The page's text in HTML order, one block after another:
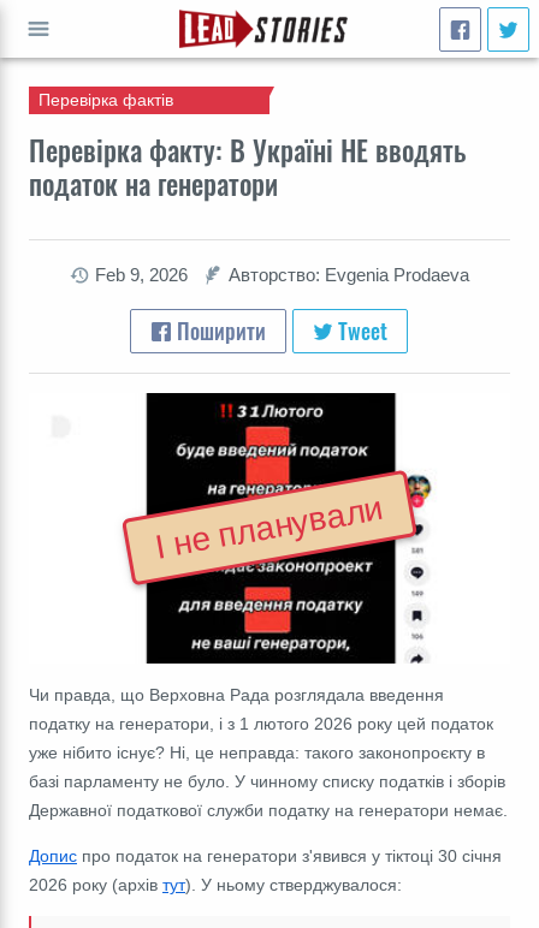
Перевiрка факту: В Україні НЕ вводять
податок на генератори
Перевірка фактів
Feb 9, 2026 Авторство: Evgenia Prodaeva
Поширити Tweet
І не планували
Чи правда, що Верховна Рада розглядала введення
податку на генератори, і з 1 лютого 2026 року цей податок
уже нібито існує? Ні, це неправда: такого законопроєкту в
базі парламенту не було. У чинному списку податків і зборів
Державної податкової служби податку на генератори немає.
Допис про податок на генератори з'явився у тіктоці 30 січня
2026 року (архів тут). У ньому стверджувалося:
ВПЕРЕД